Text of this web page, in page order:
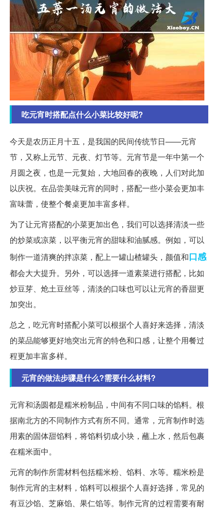
吃元宵时搭配点什么小菜比较好呢?
今天是农历正月十五，是我国的民间传统节日——元宵
节，又称上元节、元夜、灯节等。元宵节是一年中第一个
月圆之夜，也是一元复始，大地回春的夜晚，人们对此加
以庆祝。在品尝美味元宵的同时，搭配一些小菜会更加丰
富味蕾，使整个餐桌更加丰富多样。
为了让元宵搭配的小菜更加出色，我们可以选择清淡一些
的炒菜或凉菜，以平衡元宵的甜味和油腻感。例如，可以
制作一道清爽的拌凉菜，配上一罐山楂罐头，颜值和口感
都会大大提升。另外，可以选择一道素菜进行搭配，比如
炒豆芽、炝土豆丝等，清淡的口味也可以让元宵的香甜更
加突出。
总之，吃元宵时搭配小菜可以根据个人喜好来选择，清淡
的菜品能够更好地突出元宵的特色和口感，让整个用餐过
程更加丰富多样。
元宵的做法步骤是什么?需要什么材料?
元宵和汤圆都是糯米粉制品，中间有不同口味的馅料。根
据南北方的不同制作方式有所不同。通常，元宵制作时选
用素的固体甜馅料，将馅料切成小块，蘸上水，然后包裹
在糯米面中。
元宵的制作所需材料包括糯米粉、馅料、水等。糯米粉是
制作元宵的主材料，馅料可以根据个人喜好选择，常见的
有豆沙馅、芝麻馅、果仁馅等。制作元宵的过程需要有耐